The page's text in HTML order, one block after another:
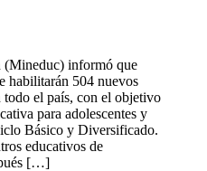
informó que
habilitarán 504 nuevos
el país, con el objetivo
para adolescentes y
Básico y Diversificado.
educativos de
[…]